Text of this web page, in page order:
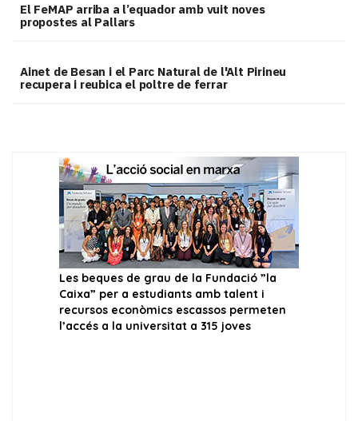
El FeMAP arriba a l’equador amb vuit noves
propostes al Pallars
Ainet de Besan i el Parc Natural de l'Alt Pirineu
recupera i reubica el poltre de ferrar